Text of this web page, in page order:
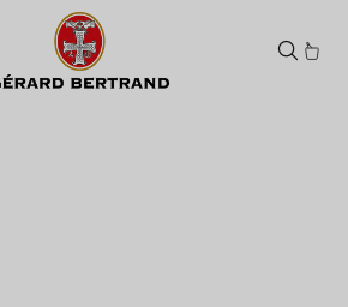
Domaine de l'Aigle Pinot Noir vin rouge